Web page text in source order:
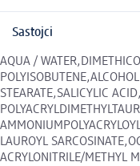
Sastojci
AQUA /
STEARATE,SALICYLIC
LAUROYL
ACRYLONITRILE/METHYL